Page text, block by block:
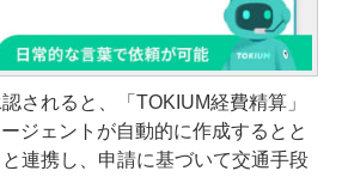
されると、「TOKIUM経費精算」
ジェントが自動的に作成するとと
連携し、申請に基づいて交通手段